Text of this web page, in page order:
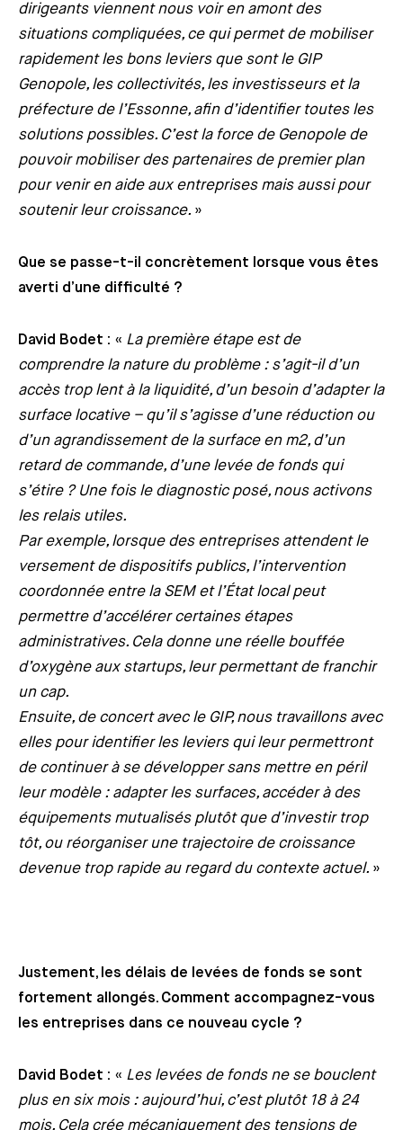
dirigeants viennent nous voir en amont des
situations compliquées, ce qui permet de mobiliser
rapidement les bons leviers que sont le GIP
Genopole, les collectivités, les investisseurs et la
préfecture de l’Essonne, afin d’identifier toutes les
solutions possibles. C’est la force de Genopole de
pouvoir mobiliser des partenaires de premier plan
pour venir en aide aux entreprises mais aussi pour
soutenir leur croissance. »
Que se passe-t-il concrètement lorsque vous êtes
averti d’une difficulté ?
David Bodet : « La première étape est de
comprendre la nature du problème : s’agit-il d’un
accès trop lent à la liquidité, d’un besoin d’adapter la
surface locative – qu’il s’agisse d’une réduction ou
d’un agrandissement de la surface en m2, d’un
retard de commande, d’une levée de fonds qui
s’étire ? Une fois le diagnostic posé, nous activons
les relais utiles.
Par exemple, lorsque des entreprises attendent le
versement de dispositifs publics, l’intervention
coordonnée entre la SEM et l’État local peut
permettre d’accélérer certaines étapes
administratives. Cela donne une réelle bouffée
d’oxygène aux startups, leur permettant de franchir
un cap.
Ensuite, de concert avec le GIP, nous travaillons avec
elles pour identifier les leviers qui leur permettront
de continuer à se développer sans mettre en péril
leur modèle : adapter les surfaces, accéder à des
équipements mutualisés plutôt que d’investir trop
tôt, ou réorganiser une trajectoire de croissance
devenue trop rapide au regard du contexte actuel. »
Justement, les délais de levées de fonds se sont
fortement allongés. Comment accompagnez-vous
les entreprises dans ce nouveau cycle ?
David Bodet : « Les levées de fonds ne se bouclent
plus en six mois : aujourd’hui, c’est plutôt 18 à 24
mois. Cela crée mécaniquement des tensions de